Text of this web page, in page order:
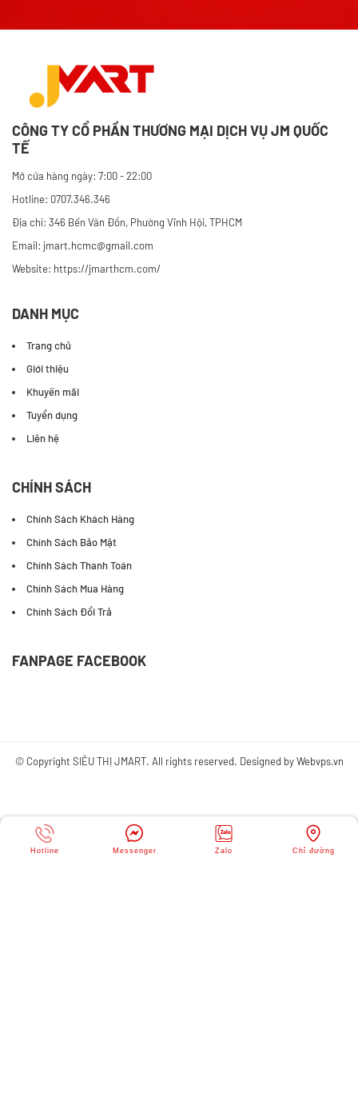
CÔNG TY CỔ PHẦN THƯƠNG MẠI DỊCH VỤ JM QUỐC
TẾ
Mở cửa hàng ngày: 7:00 - 22:00
Hotline: 0707.346.346
Địa chỉ: 346 Bến Vân Đồn, Phường Vĩnh Hội, TPHCM
Email: jmart.hcmc@gmail.com
Website: https://jmarthcm.com/
DANH MỤC
Trang chủ
Giới thiệu
Khuyến mãi
Tuyển dụng
Liên hệ
CHÍNH SÁCH
Chính Sách Khách Hàng
Chính Sách Bảo Mật
Chính Sách Thanh Toán
Chính Sách Mua Hàng
Chính Sách Đổi Trả
FANPAGE FACEBOOK
© Copyright SIÊU THỊ JMART. All rights reserved. Designed byWebvps.vn
Hotline Messenger Zalo Chỉ đường